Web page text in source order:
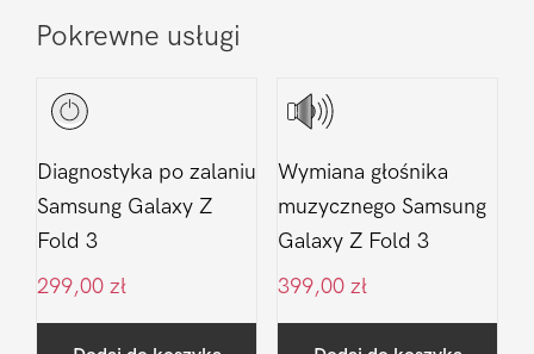
Pokrewne usługi
Diagnostyka po zalaniu
Samsung Galaxy Z
Fold 3
299,00 zł
Wymiana głośnika
muzycznego Samsung
Galaxy Z Fold 3
399,00 zł